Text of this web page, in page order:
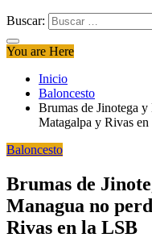
Buscar:
You are Here
Inicio
Baloncesto
Brumas de Jinotega
Matagalpa y Rivas
Baloncesto
Brumas de
Managua no
Rivas en la LSB